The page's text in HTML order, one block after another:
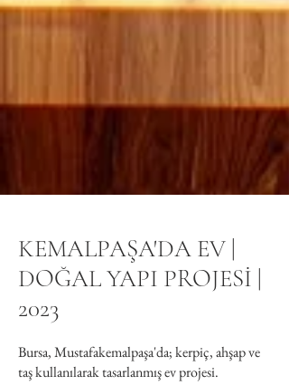
KEMALPAŞA'DA EV |
DOĞAL YAPI PROJESİ |
2023
Bursa, Mustafakemalpaşa'da; kerpiç, ahşap ve
taş kullanılarak tasarlanmış ev projesi.